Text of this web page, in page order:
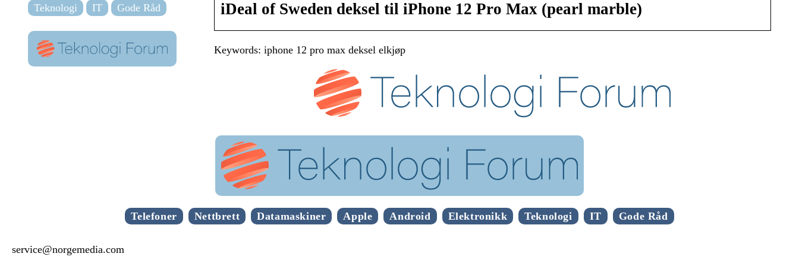
iDeal of Sweden deksel til iPhone 12 Pro Max (pearl marble)
Keywords: iphone 12 pro max deksel elkjøp
Teknologi IT Gode Råd
Telefoner Nettbrett Datamaskiner Apple Android Elektronikk Teknologi IT Gode Råd
service@norgemedia.com